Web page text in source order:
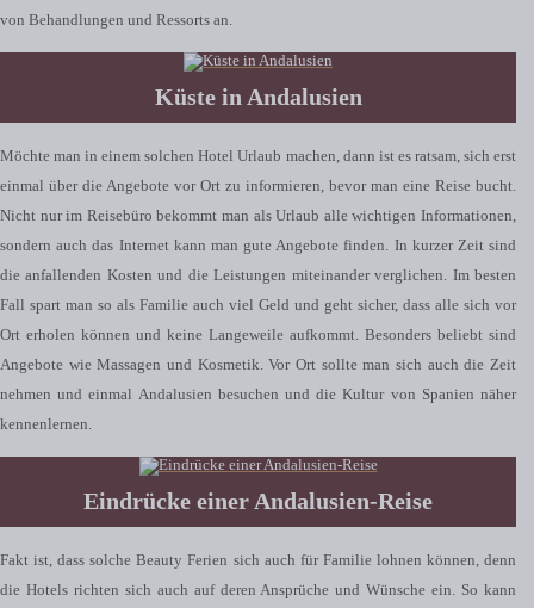
von Behandlungen und Ressorts an.
Küste in Andalusien
Möchte man in einem solchen Hotel Urlaub machen, dann ist es ratsam, sich erst
einmal über die Angebote vor Ort zu informieren, bevor man eine Reise bucht.
Nicht nur im Reisebüro bekommt man als Urlaub alle wichtigen Informationen,
sondern auch das Internet kann man gute Angebote finden. In kurzer Zeit sind
die anfallenden Kosten und die Leistungen miteinander verglichen. Im besten
Fall spart man so als Familie auch viel Geld und geht sicher, dass alle sich vor
Ort erholen können und keine Langeweile aufkommt. Besonders beliebt sind
Angebote wie Massagen und Kosmetik. Vor Ort sollte man sich auch die Zeit
nehmen und einmal Andalusien besuchen und die Kultur von Spanien näher
kennenlernen.
Eindrücke einer Andalusien-Reise
Fakt ist, dass solche Beauty Ferien sich auch für Familie lohnen können, denn
die Hotels richten sich auch auf deren Ansprüche und Wünsche ein. So kann